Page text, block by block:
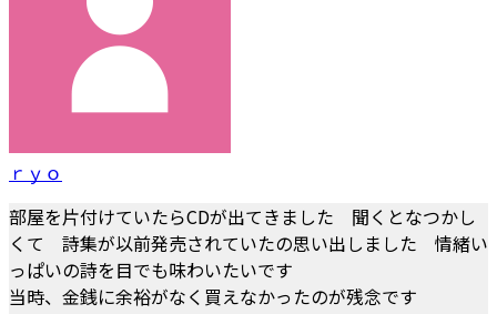
ｒｙｏ
部屋を片付けていたらCDが出てきました 聞くとなつかし
くて 詩集が以前発売されていたの思い出しました 情緒い
っぱいの詩を目でも味わいたいです
当時、金銭に余裕がなく買えなかったのが残念です